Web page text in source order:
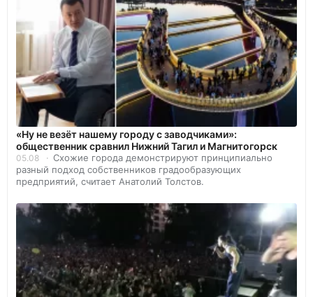
«Ну не везёт нашему городу с заводчиками»:
общественник сравнил Нижний Тагил и Магнитогорск
05.08
Схожие города демонстрируют принципиально
разный подход собственников градообразующих
предприятий, считает Анатолий Толстов.